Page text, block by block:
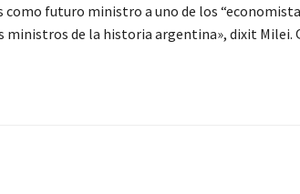
futuro ministro a uno de los
ministros de la historia argentina», dixit Milei.